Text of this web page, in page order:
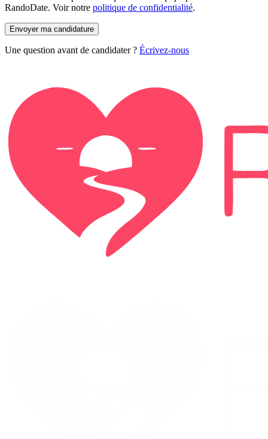
RandoDate. Voir notre politique de confidentialité.
Envoyer ma candidature
Une question avant de candidater ? Écrivez-nous